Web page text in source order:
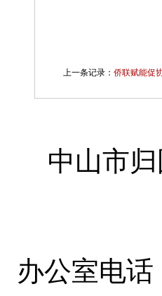
上一条记录： 侨联赋能促
中山市
办公室电